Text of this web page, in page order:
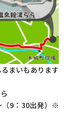
まいもあります
9：30出発）※